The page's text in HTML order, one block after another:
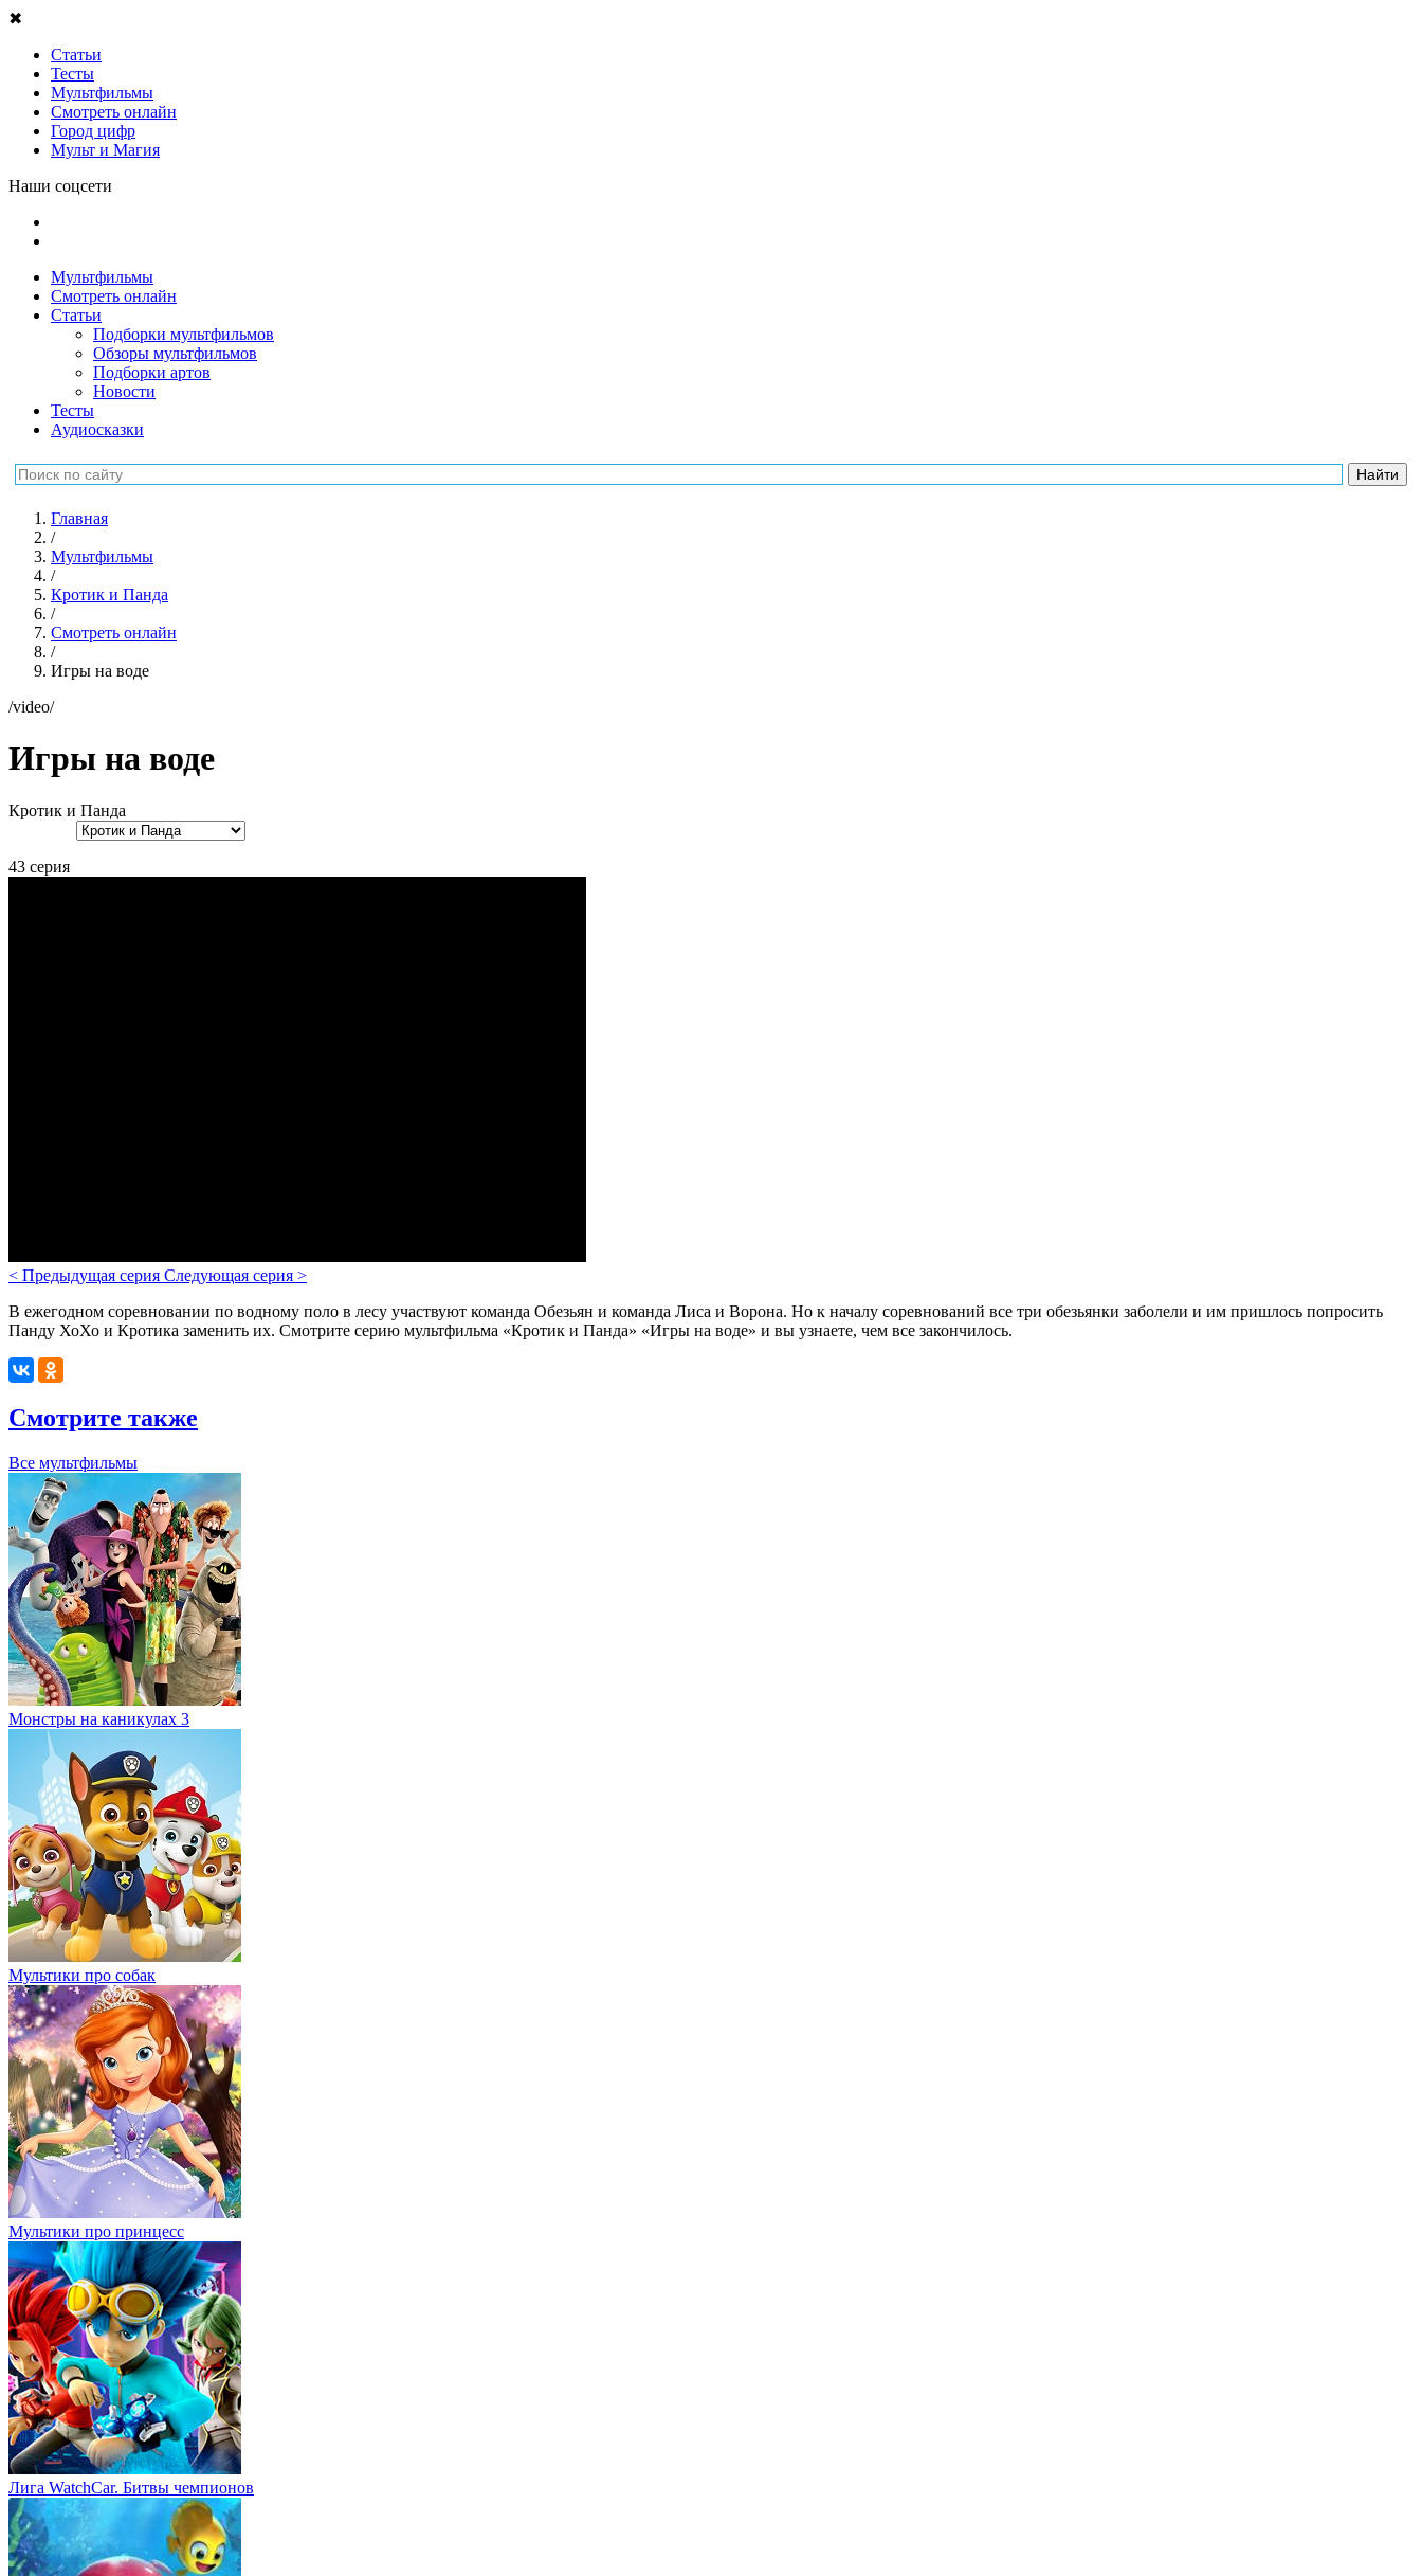
✖
Статьи
Тесты
Мультфильмы
Смотреть онлайн
Город цифр
Мульт и Магия
Наши соцсети
Мультфильмы
Смотреть онлайн
Статьи
Подборки мультфильмов
Обзоры мультфильмов
Подборки артов
Новости
Тесты
Аудиосказки
Главная
/
Мультфильмы
/
Кротик и Панда
/
Смотреть онлайн
/
Игры на воде
/video/
Игры на воде
Кротик и Панда
43 серия
< Предыдущая серия Следующая серия >
В ежегодном соревновании по водному поло в лесу участвуют команда Обезьян и команда Лиса и Ворона. Но к началу соревнований все три обезьянки заболели и им пришлось попросить
Панду ХоХо и Кротика заменить их. Смотрите серию мультфильма «Кротик и Панда» «Игры на воде» и вы узнаете, чем все закончилось.
Смотрите также
Все мультфильмы
Монстры на каникулах 3
Мультики про собак
Мультики про принцесс
Лига WatchCar. Битвы чемпионов